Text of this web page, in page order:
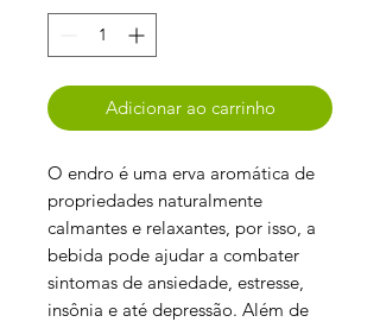
Adicionar ao carrinho
O endro é uma erva aromática de
propriedades naturalmente
calmantes e relaxantes, por isso, a
bebida pode ajudar a combater
sintomas de ansiedade, estresse,
insônia e até depressão. Além de